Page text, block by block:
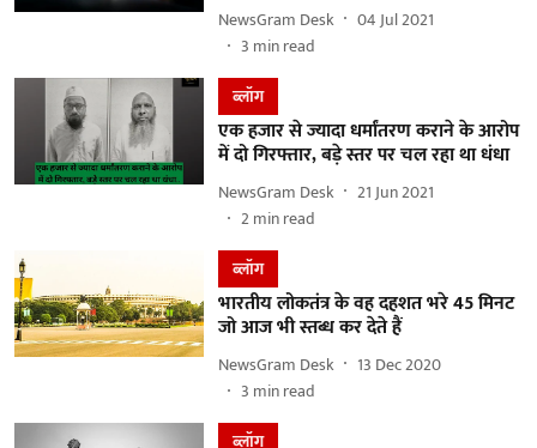
NewsGram Desk
04 Jul 2021
3 min read
ब्लॉग
एक हजार से ज्यादा धर्मांतरण कराने के आरोप
में दो गिरफ्तार, बड़े स्तर पर चल रहा था धंधा
NewsGram Desk
21 Jun 2021
2min read
ब्लॉग
भारतीय लोकतंत्र के वह दहशत भरे 45 मिनट
जो आज भी स्तब्ध कर देते हैं
NewsGram Desk
13 Dec 2020
3 min read
ब्लॉग